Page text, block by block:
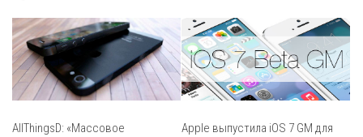
AllThingsD: «Массовое
Apple выпустила iOS 7 GM для